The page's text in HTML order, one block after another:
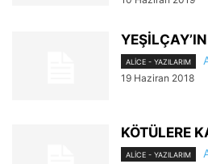
ALİCE - YAZILARIM
19 Haziran 2018
KÖTÜLERE
ALİCE - YAZILARIM